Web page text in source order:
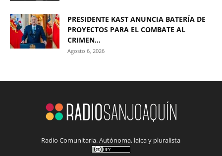
PRESIDENTE KAST ANUNCIA BATERÍA DE
PROYECTOS PARA EL COMBATE AL
CRIMEN...
Agosto 6, 2026
Radio Comunitaria. Autónoma, laica y pluralista